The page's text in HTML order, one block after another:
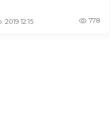
2019 12:15 778